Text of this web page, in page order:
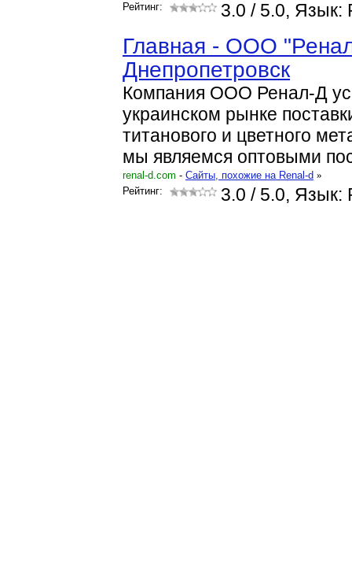
Рейтинг:
3.0 / 5.0, Язык:
Главная - ООО
Днепропетровск
Компания ООО Ренал-Д
украинском рынке
титанового и цветного
мы являемся оптовыми
renal-d.com - Cайты, похожие на Renal-d »
Рейтинг:
3.0 / 5.0, Язык: